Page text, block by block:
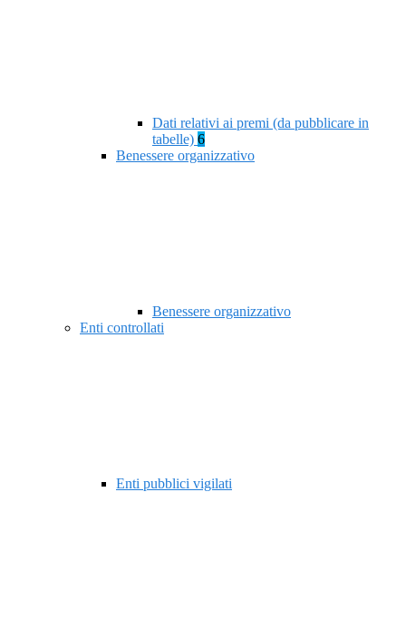
Dati relativi ai premi (da pubblicare in
tabelle) 6
Benessere organizzativo
Benessere organizzativo
Enti controllati
Enti pubblici vigilati